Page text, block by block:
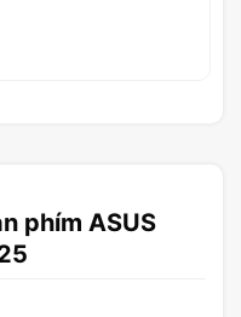
phím ASUS